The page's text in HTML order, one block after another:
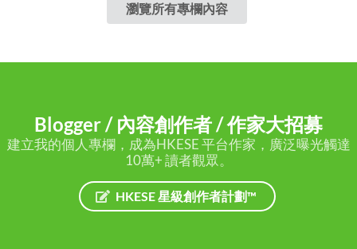
瀏覽所有專欄內容
Blogger / 內容創作者 / 作家大招募
建立我的個人專欄，成為HKESE 平台作家，廣泛曝光觸達
10萬+ 讀者觀眾。
HKESE 星級創作者計劃™